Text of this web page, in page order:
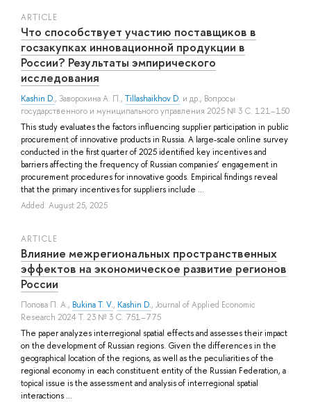
ARTICLE
Что способствует участию поставщиков в
госзакупках инновационной продукции в
России? Результаты эмпирического
исследования
Kashin D., Заворохина А. П., Tillashaikhov D. и др., Вопросы
государственного и муниципального управления 2025 № 3 С. 121–150
This study evaluates the factors influencing supplier participation in public
procurement of innovative products in Russia. A large-scale online survey
conducted in the first quarter of 2025 identified key incentives and
barriers affecting the frequency of Russian companies’ engagement in
procurement procedures for innovative goods. Empirical findings reveal
that the primary incentives for suppliers include ...
Added: August 25, 2025
ARTICLE
Влияние межрегиональных пространственных
эффектов на экономическое развитие регионов
России
Попова П. А., Bukina T. V., Kashin D., Journal of Applied Economic
Research 2024 Т. 23 № 3 С. 751–775
The paper analyzes interregional spatial effects and assesses their impact
on the development of Russian regions. Given the differences in the
geographical location of the regions, as well as the peculiarities of the
regional economy in each constituent entity of the Russian Federation, a
topical issue is the assessment and analysis of interregional spatial
interactions ...